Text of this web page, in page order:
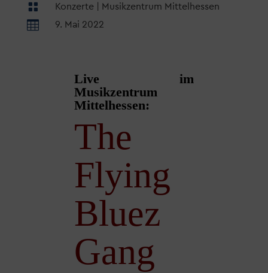
 Konzerte Musikzentrum Mittelhessen
 9. Mai 2022
Live im
Musikzentrum
Mittelhessen:
The
Flying
Bluez
Gang